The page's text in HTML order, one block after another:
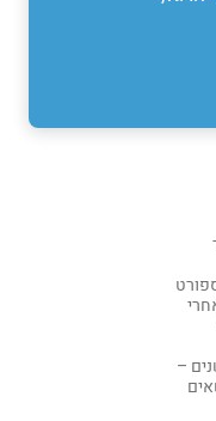
כבר עושה מעל ל10 שנים –